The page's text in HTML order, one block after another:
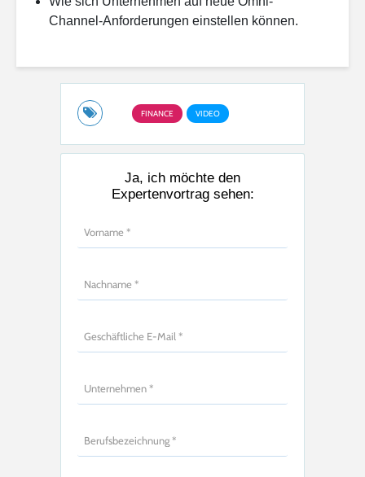
Channel-Anforderungen einstellen können.
FINANCE VIDEO
Ja, ich möchte den
Expertenvortrag sehen: